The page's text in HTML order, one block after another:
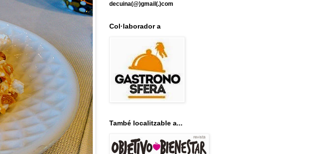
decuina(@)gmail(.)com
Col·laborador a
També localitzable a...